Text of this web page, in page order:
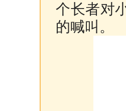
个长者对
的喊叫。